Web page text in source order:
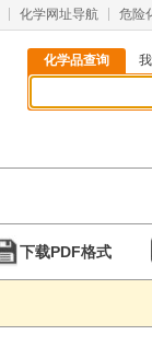
化学网址导航 危险
化学品查询
下载PDF格式